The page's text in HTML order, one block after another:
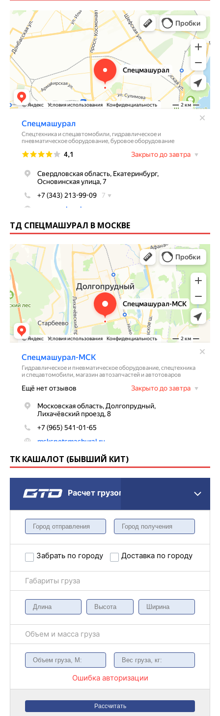
ТД СПЕЦМАШУРАЛ В МОСКВЕ
ТК КАШАЛОТ (БЫВШИЙ КИТ)
Расчет грузоперевозки
Забрать по городу Доставка по городу
Габариты груза
Объем и масса груза
Ошибка авторизации
Рассчитать